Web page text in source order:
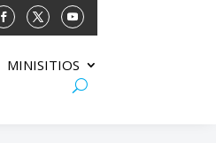
MINISITIOS